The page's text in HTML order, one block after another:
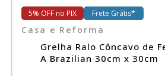
5% OFF no PIX Frete Grátis*
Casa e Reforma
Grelha Ralo Côncavo de
A Brazilian 30cm x 30cm